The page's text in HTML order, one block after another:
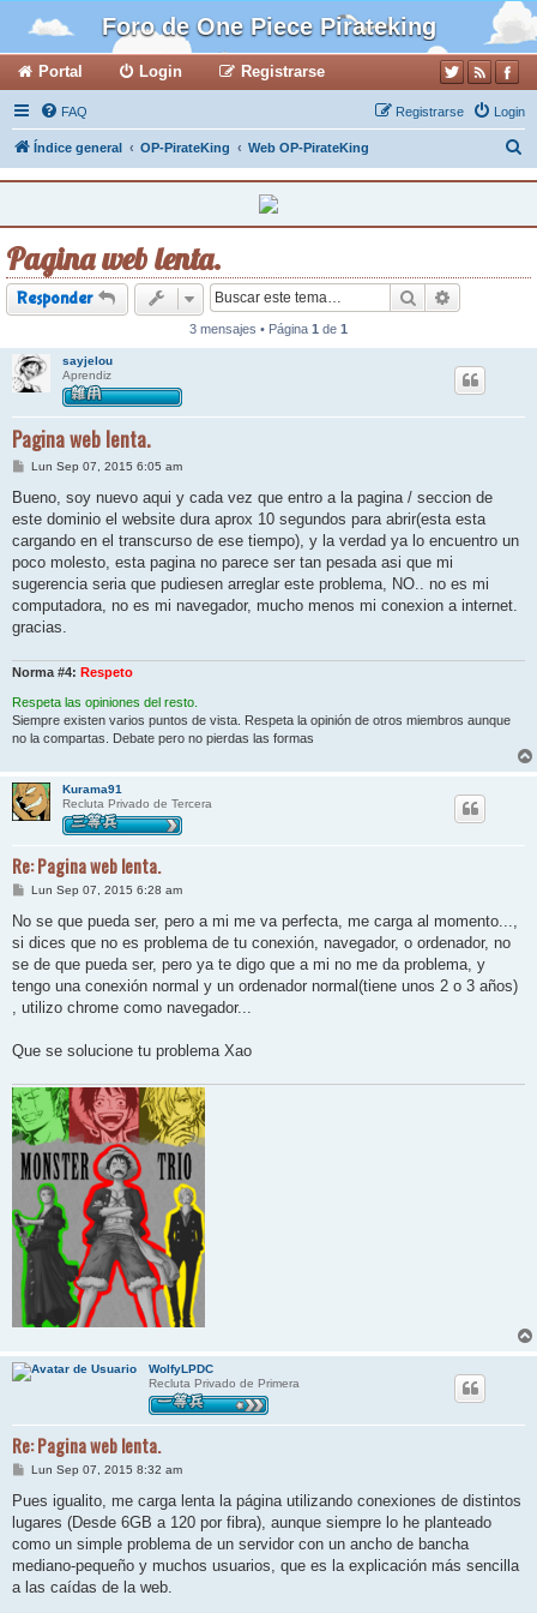
Foro de One Piece Pirateking
Portal Login Registrarse
FAQ Login
Registrarse
Índice general OP-PirateKing Web OP-PirateKing
c
Pagina web lenta.
Responder Buscar
3 mensajes • Página 1 de 1
sayjelou
Aprendiz
Pagina web lenta.
M
n
a
j
Lun Sep 07, 2015 6:05 am
Bueno, soy nuevo aqui y cada vez que entro a la pagina / seccion de
este dominio el website dura aprox 10 segundos para abrir(esta esta
cargando en el transcurso de ese tiempo), y la verdad ya lo encuentro un
poco molesto, esta pagina no parece ser tan pesada asi que mi
sugerencia seria que pudiesen arreglar este problema, NO.. no es mi
computadora, no es mi navegador, mucho menos mi conexion a internet.
gracias.
Norma #4: Respeto
Respeta las opiniones del resto.
Siempre existen varios puntos de vista. Respeta la opinión de otros miembros aunque
no la compartas. Debate pero no pierdas las formas
Kurama91
Recluta Privado de Tercera
Re: Pagina web lenta.
M
n
a
j
Lun Sep 07, 2015 6:28 am
No se que pueda ser, pero a mi me va perfecta, me carga al momento...,
si dices que no es problema de tu conexión, navegador, o ordenador, no
se de que pueda ser, pero ya te digo que a mi no me da problema, y
tengo una conexión normal y un ordenador normal(tiene unos 2 o 3 años)
, utilizo chrome como navegador...
Que se solucione tu problema Xao
WolfyLPDC
Recluta Privado de Primera
Re: Pagina web lenta.
M
n
a
j
Lun Sep 07, 2015 8:32 am
Pues igualito, me carga lenta la página utilizando conexiones de distintos
lugares (Desde 6GB a 120 por fibra), aunque siempre lo he planteado
como un simple problema de un servidor con un ancho de bancha
mediano-pequeño y muchos usuarios, que es la explicación más sencilla
a las caídas de la web.